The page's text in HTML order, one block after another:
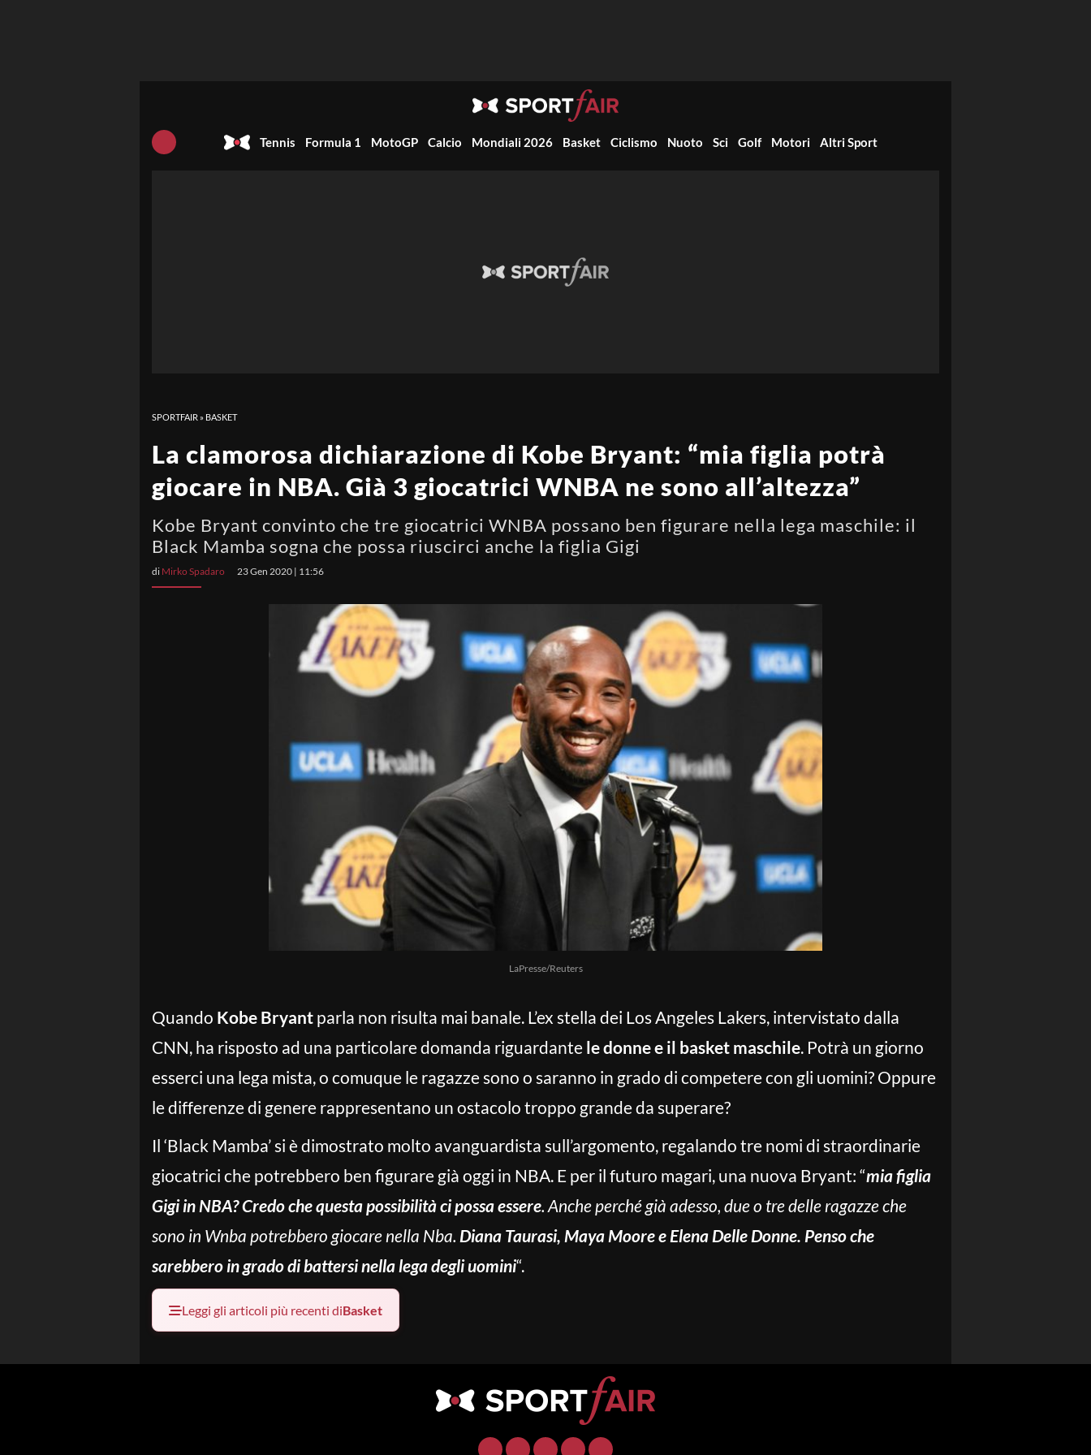
Tennis Formula 1 MotoGP Calcio Mondiali 2026 Basket Ciclismo Nuoto Sci Golf Motori Altri Sport
SPORTFAIR » BASKET
La clamorosa dichiarazione di Kobe Bryant: “mia figlia potrà
giocare in NBA. Già 3 giocatrici WNBA ne sono all’altezza”
Kobe Bryant convinto che tre giocatrici WNBA possano ben figurare nella lega maschile: il
Black Mamba sogna che possa riuscirci anche la figlia Gigi
di Mirko Spadaro 23 Gen 2020 | 11:56
LaPresse/Reuters
Quando Kobe Bryant parla non risulta mai banale. L’ex stella dei Los Angeles Lakers, intervistato dalla
CNN, ha risposto ad una particolare domanda riguardante le donne e il basket maschile. Potrà un giorno
esserci una lega mista, o comuque le ragazze sono o saranno in grado di competere con gli uomini? Oppure
le differenze di genere rappresentano un ostacolo troppo grande da superare?
Il ‘Black Mamba’ si è dimostrato molto avanguardista sull’argomento, regalando tre nomi di straordinarie
giocatrici che potrebbero ben figurare già oggi in NBA. E per il futuro magari, una nuova Bryant: “mia figlia
Gigi in NBA? Credo che questa possibilità ci possa essere. Anche perché già adesso, due o tre delle ragazze che
sono in Wnba potrebbero giocare nella Nba. Diana Taurasi, Maya Moore e Elena Delle Donne. Penso che
sarebbero in grado di battersi nella lega degli uomini“.
Leggi gli articoli più recenti diBasket